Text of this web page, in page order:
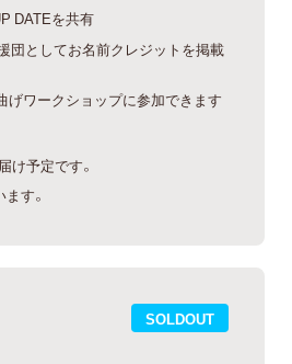
DATEを共有
団としてお名前クレジットを掲載
げワークショップに参加できます
け予定です。
す。
SOLDOUT